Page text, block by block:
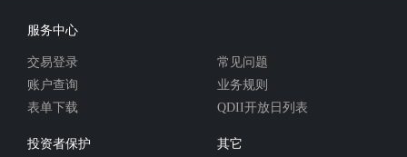
服务中心
交易登录
账户查询
表单下载
常见问题
业务规则
QDII开放日列表
投资者保护 其它